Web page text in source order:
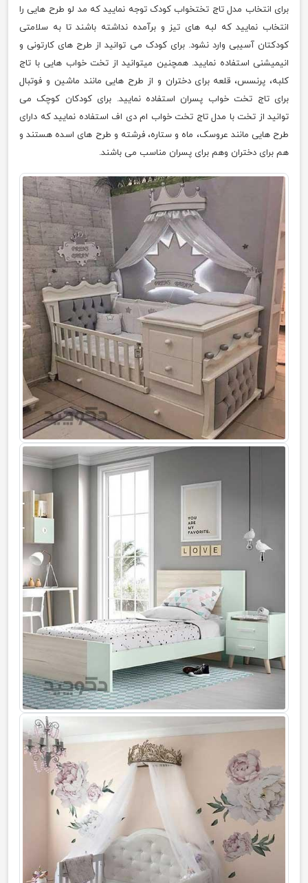
برای انتخاب مدل تاج تختخواب کودک توجه نمایید که مد لو طرح هایی را
انتخاب نمایید که لبه های تیز و برآمده نداشته باشند تا به سلامتی
کودکتان آسیبی وارد نشود. برای کودک می توانید از طرح های کارتونی و
انیمیشنی استفاده نمایید. همچنین میتوانید از تخت خواب هایی با تاج
کلبه، پرنسس، قلعه برای دختران و از طرح هایی مانند ماشین و فوتبال
برای تاج تخت خواب پسران استفاده نمایید. برای کودکان کوچک می
توانید از تخت با مدل تاج تخت خواب ام دی اف استفاده نمایید که دارای
طرح هایی مانند عروسک، ماه و ستاره، فرشته و طرح های اسده هستند و
هم برای دختران وهم برای پسران مناسب می باشند.